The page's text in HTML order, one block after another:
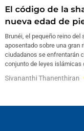
El código de la
nueva edad de
Brunéi, el pequeño reino
aposentado sobre una gran
ciudadanos se enfrentarán
conjunto de leyes islámicas
Sivananthi Thanenthiran